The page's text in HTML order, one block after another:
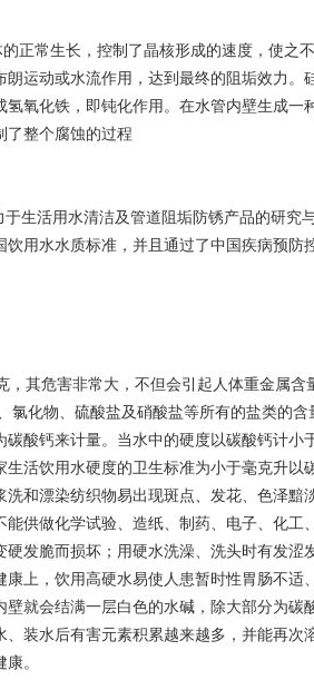
正常生长，控制了晶核形成的速度，使之
运动或水流作用，达到最终的阻垢效力。
氧化铁，即钝化作用。在水管内壁生成一
，从而抑制了整个腐蚀的过程
生活用水清洁及管道阻垢防锈产品的研究
用水水质标准，并且通过了中国疾病预防
其危害非常大，不但会引起人体重金属含
氯化物、硫酸盐及硝酸盐等所有的盐类的含
酸钙来计量。当水中的硬度以碳酸钙计小
活饮用水硬度的卫生标准为小于毫克升以
和漂染纺织物易出现斑点、发花、色泽黯
供做化学试验、造纸、制药、电子、化工
发脆而损坏；用硬水洗澡、洗头时有发涩
上，饮用高硬水易使人患暂时性胃肠不适
就会结满一层白色的水碱，除大部分为碳
装水后有害元素积累越来越多，并能再次
康。